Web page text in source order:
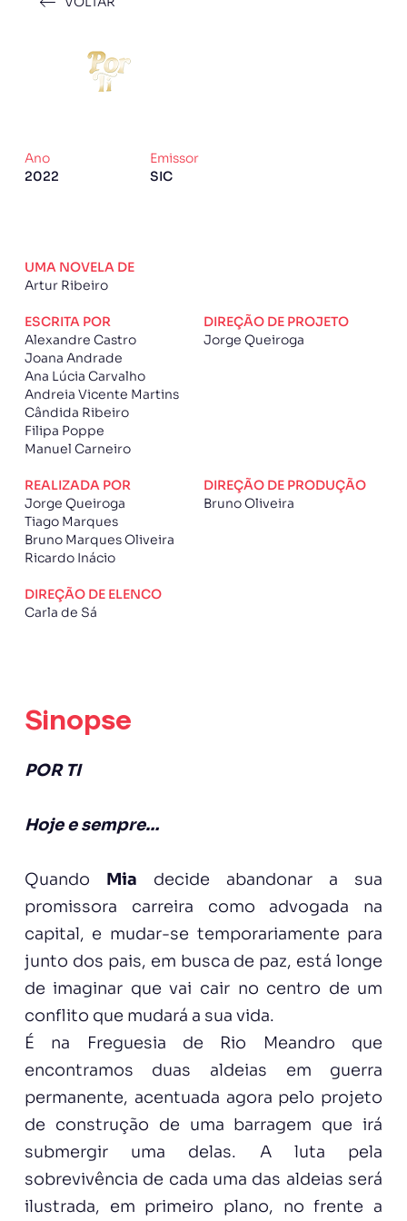
Ano
2022
Emissor
SIC
UMA NOVELA DE
Artur Ribeiro
ESCRITA POR
Alexandre Castro
Joana Andrade
Ana Lúcia Carvalho
Andreia Vicente Martins
Cândida Ribeiro
Filipa Poppe
Manuel Carneiro
DIREÇÃO DE PROJETO
Jorge Queiroga
REALIZADA POR
Jorge Queiroga
Tiago Marques
Bruno Marques Oliveira
Ricardo Inácio
DIREÇÃO DE PRODUÇÃO
Bruno Oliveira
DIREÇÃO DE ELENCO
Carla de Sá
Sinopse
POR TI
Hoje e sempre…
Quando Mia decide abandonar a sua
promissora carreira como advogada na
capital, e mudar-se temporariamente para
junto dos pais, em busca de paz, está longe
de imaginar que vai cair no centro de um
conflito que mudará a sua vida.
É na Freguesia de Rio Meandro que
encontramos duas aldeias em guerra
permanente, acentuada agora pelo projeto
de construção de uma barragem que irá
submergir uma delas. A luta pela
sobrevivência de cada uma das aldeias será
ilustrada, em primeiro plano, no frente a